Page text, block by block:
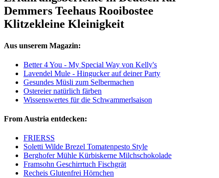
Demmers Teehaus Rooibostee
Klitzekleine Kleinigkeit
Aus unserem Magazin:
Better 4 You - My Special Way von Kelly's
Lavendel Mule - Hingucker auf deiner Party
Gesundes Müsli zum Selbermachen
Ostereier natürlich färben
Wissenswertes für die Schwammerlsaison
From Austria entdecken:
FRIERSS
Soletti Wilde Brezel Tomatenpesto Style
Berghofer Mühle Kürbiskerne Milchschokolade
Framsohn Geschirrtuch Fischgrät
Recheis Glutenfrei Hörnchen